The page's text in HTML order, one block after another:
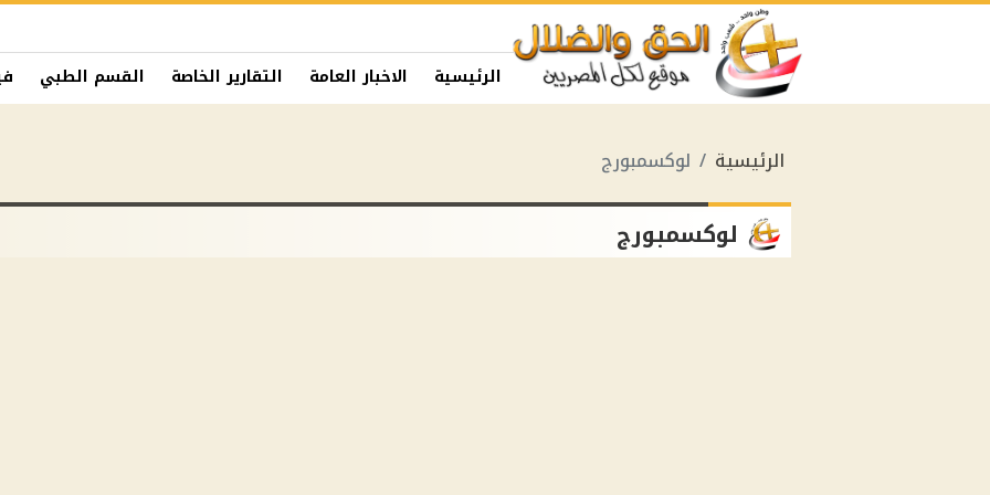
الرئيسية الاخبار العامة التقارير الخاصة القسم الطبي
الرئيسية لوكسمبورج
لوكسمبورج